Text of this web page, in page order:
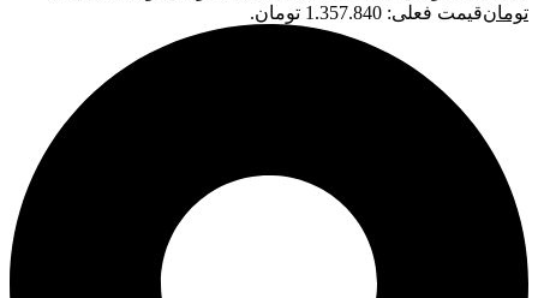
تومانقیمت فعلی: 1.357.840 تومان.